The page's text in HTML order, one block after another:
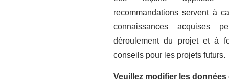
recommandations servent à
connaissances acquises
déroulement du projet et à
conseils pour les projets futurs.
Veuillez modifier les